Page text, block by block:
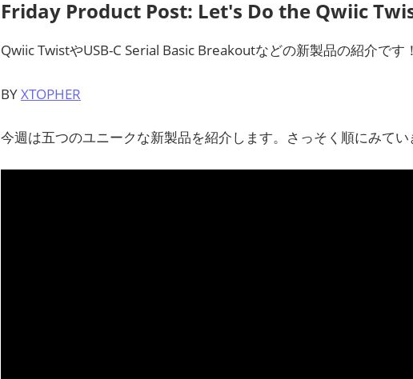
ジ
Friday Product Post: Let's Do the Qwiic
Qwiic TwistやUSB-C Serial Basic Breakoutなどの新製品の紹介です！
BYXTOPHER
今週は五つのユニークな新製品を紹介します。さっそく順にみてい